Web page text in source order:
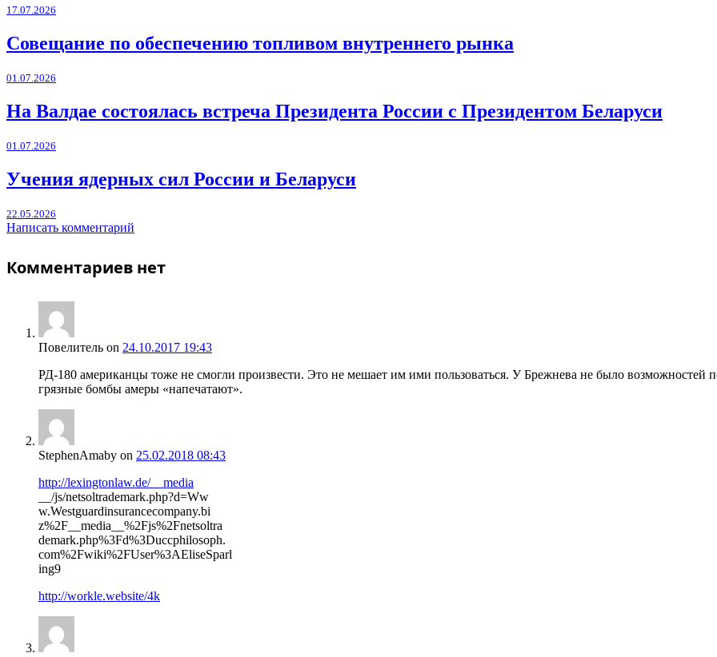
17.07.2026
Совещание по обеспечению топливом внутреннего рынка
01.07.2026
На Валдае состоялась встреча Президента России с Президентом Беларуси
01.07.2026
Учения ядерных сил России и Беларуси
22.05.2026
Написать комментарий
Комментариев нет
Повелитель on 24.10.2017 19:43
РД-180 американцы тоже не смогли произвести. Это не мешает им ими пользоваться. У Брежнева не было возможностей
грязные бомбы амеры «напечатают».
StephenAmaby on 25.02.2018 08:43
http://lexingtonlaw.de/__media
__/js/netsoltrademark.php?d=Ww
w.Westguardinsurancecompany.bi
z%2F__media__%2Fjs%2Fnetsoltra
demark.php%3Fd%3Duccphilosoph.
com%2Fwiki%2FUser%3AEliseSparl
ing9
http://workle.website/4k